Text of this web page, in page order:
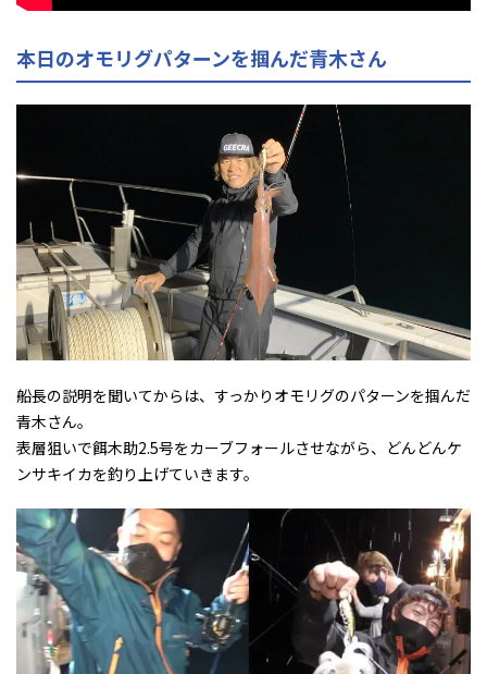
本日のオモリグパターンを掴んだ青木さん
船長の説明を聞いてからは、すっかりオモリグのパターンを掴んだ
青木さん。
表層狙いで餌木助2.5号をカーブフォールさせながら、どんどんケ
ンサキイカを釣り上げていきます。